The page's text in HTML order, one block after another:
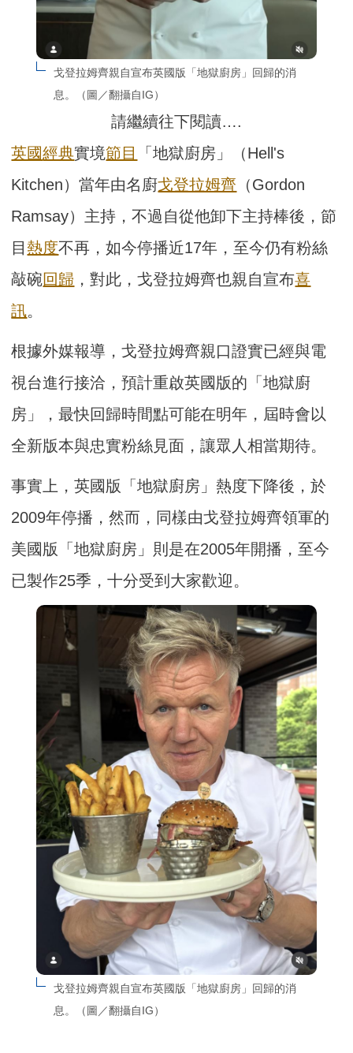
戈登拉姆齊親自宣布英國版「地獄廚房」回歸的消
息。（圖／翻攝自IG）
請繼續往下閱讀….
英國經典實境節目
「地獄廚房」（Hell's
Kitchen）當年由名廚戈登拉姆齊 （Gordon
Ramsay）主持，不過自從他卸下主持棒後，節
目熱度不再，如今停播近17年，至今仍有粉絲
敲碗回歸 ，對此，戈登拉姆齊也親自宣布喜
訊。
根據外媒報導，戈登拉姆齊親口證實已經與電
視台進行接洽，預計重啟英國版的「地獄廚
房」，最快回歸時間點可能在明年，屆時會以
全新版本與忠實粉絲見面，讓眾人相當期待。
事實上，英國版「地獄廚房」熱度下降後，於
2009年停播，然而，同樣由戈登拉姆齊領軍的
美國版「地獄廚房」則是在2005年開播，至今
已製作25季，十分受到大家歡迎。
戈登拉姆齊親自宣布英國版「地獄廚房」回歸的消
息。（圖／翻攝自IG）